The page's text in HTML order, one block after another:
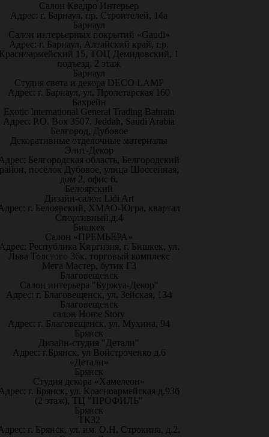
Салон Квадро Интерьер
Адрес: г. Барнаул, пр. Строителей, 14а
Барнаул
Салон интерьерных покрытий «Gaudi»
Адрес: г. Барнаул, Алтайский край, пр.
15, ТОЦ Демидовский, 1
подъезд, 2 этаж
Барнаул
Студия света и декора DECO LAMP
Адрес: г. Барнаул, ул. Пролетарская 160
Бахрейн
Exotic International General Trading Bahrain
Адрес: P.O. Box 3507, Jeddah, Saudi Arabia
Белгород, Дубовое
Декоративные отделочные материалы
Элит-Декор
Белгородская область, Белгородский
посёлок Дубовое, улица Шоссейная,
дом 2, офис 6.
Белоярский
Дизайн-салон Lidi Art
г. Белоярский, ХМАО-Югра, квартал
Спортивный,д.4
Бишкек
Салон «ПРЕМЬЕРА»
Республика Киргизия, г. Бишкек, ул.
Льва Толстого 36к, торговый комплекс
Мега Мастер, бутик Г3
Благовещенск
Салон интерьера "Буржуа-Декор"
Адрес: г. Благовещенск, ул. Зейская, 134
Благовещенск
салон Home Story
Адрес: г. Благовещенск, ул. Мухина, 94
Брянск
Дизайн-студия "Детали"
Адрес: г.Брянск, ул Войстроченко д.6
«Детали»
Брянск
Студия декора «Хамелеон»
г. Брянск, ул. Красноармейская д.93б
(2 этаж), ТЦ "ПРОФИЛЬ"
Брянск
ТК32
г. Брянск, ул. им. О.Н. Строкина, д.2.